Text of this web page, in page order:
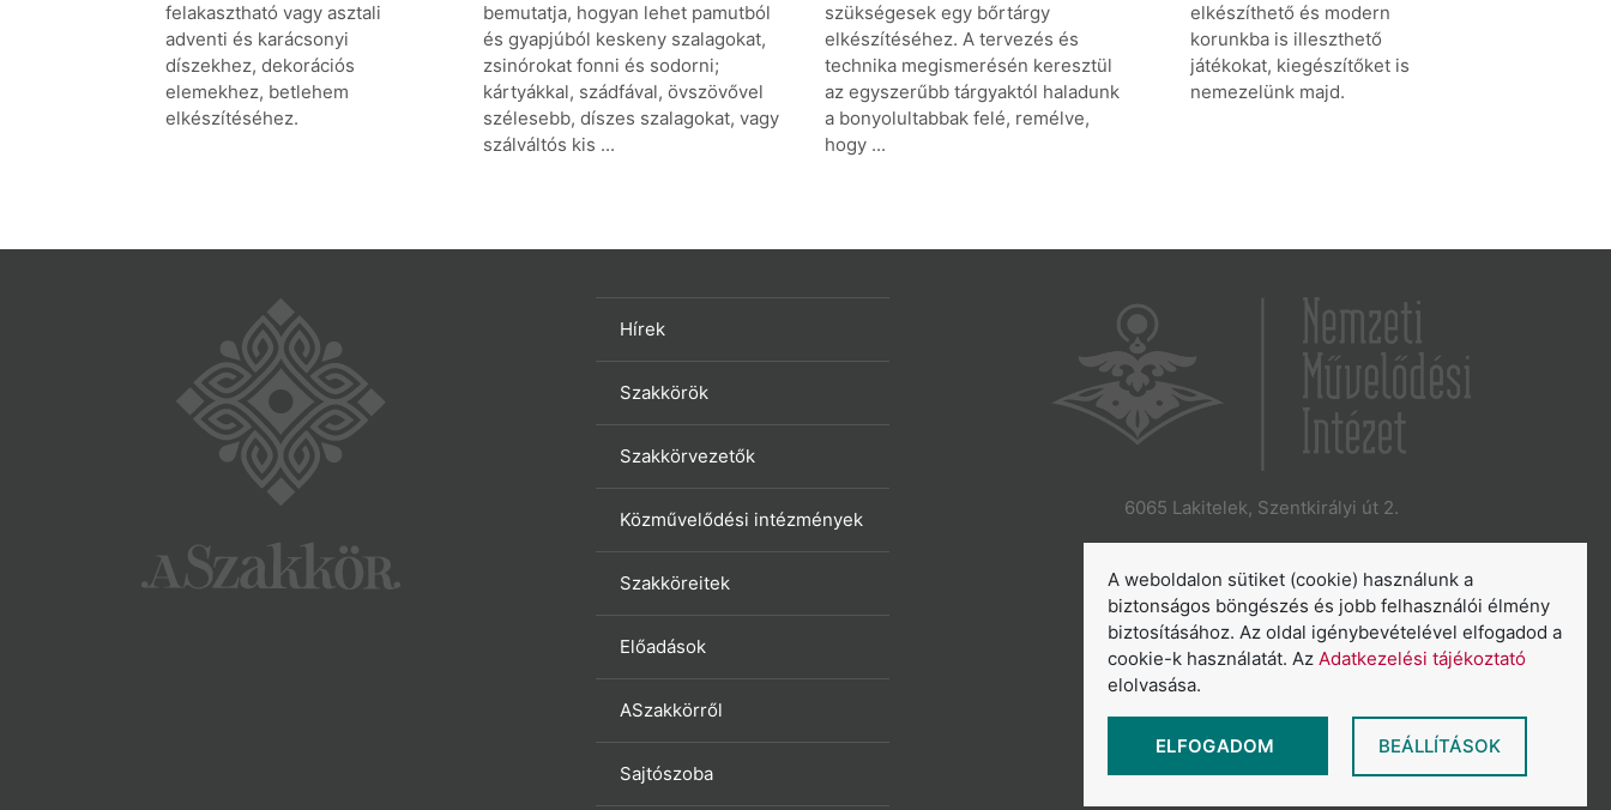
felakasztható vagy asztali
adventi és karácsonyi
díszekhez, dekorációs
elemekhez, betlehem
elkészítéséhez.
bemutatja, hogyan lehet pamutból
és gyapjúból keskeny szalagokat,
zsinórokat fonni és sodorni;
kártyákkal, szádfával, övszövővel
szélesebb, díszes szalagokat, vagy
szálváltós kis ...
szükségesek egy bőrtárgy
elkészítéséhez. A tervezés és
technika megismerésén keresztül
az egyszerűbb tárgyaktól haladunk
a bonyolultabbak felé, remélve,
hogy ...
elkészíthető és modern
korunkba is illeszthető
játékokat, kiegészítőket is
nemezelünk majd.
Hírek
Szakkörök
Szakkörvezetők
Közművelődési intézmények
Szakköreitek
Előadások
ASzakkörről
Sajtószoba
6065 Lakitelek, Szentkirályi út 2.
E-mail:titkarsag@nmi.hu
Web:www.nmi.hu
Adatkezelési tájékoztató
Általános Szerződési Feltételek
A weboldalon sütiket (cookie) használunk a
biztonságos böngészés és jobb felhasználói élmény
biztosításához. Az oldal igénybevételével elfogadod a
cookie-k használatát. Az Adatkezelési tájékoztató
elolvasása.
ELFOGADOM BEÁLLÍTÁSOK